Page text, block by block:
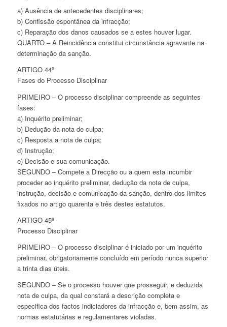
a) Ausência de antecedentes disciplinares;
b) Confissão espontânea da infracção;
c) Reparação dos danos causados se a estes houver lugar.
QUARTO – A Reincidência constitui circunstância agravante na
determinação da sanção.
ARTIGO 44º
Fases do Processo Disciplinar
PRIMEIRO – O processo disciplinar compreende as seguintes
fases:
a) Inquérito preliminar;
b) Dedução da nota de culpa;
c) Resposta a nota de culpa;
d) Instrução;
e) Decisão e sua comunicação.
SEGUNDO – Compete a Direcção ou a quem esta incumbir
proceder ao inquérito preliminar, dedução da nota de culpa,
instrução, decisão e comunicação da sanção, dentro dos limites
fixados no artigo quarenta e três destes estatutos.
ARTIGO 45º
Processo Disciplinar
PRIMEIRO – O processo disciplinar é iniciado por um inquérito
preliminar, obrigatoriamente concluído em período nunca superior
a trinta dias úteis.
SEGUNDO – Se o processo houver que prosseguir, e deduzida
nota de culpa, da qual constará a descrição completa e
especifica dos factos indiciadores da infracção e, bem assim, as
normas estatutárias e regulamentares violadas.